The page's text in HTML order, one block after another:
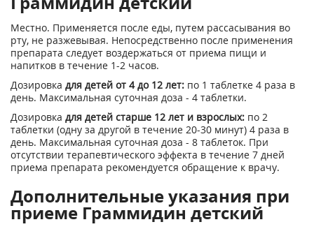
Местно. Применяется после еды, путем рассасывания во
рту, не разжевывая. Непосредственно после применения
препарата следует воздержаться от приема пищи и
напитков в течение 1-2 часов.
Дозировка для детей от 4 до 12 лет: по 1 таблетке 4 раза в
день. Максимальная суточная доза - 4 таблетки.
Дозировка для детей старше 12 лет и взрослых: по 2
таблетки (одну за другой в течение 20-30 минут) 4 раза в
день. Максимальная суточная доза - 8 таблеток. При
отсутствии терапевтического эффекта в течение 7 дней
приема препарата рекомендуется обращение к врачу.
Дополнительные указания при
приеме Граммидин детский